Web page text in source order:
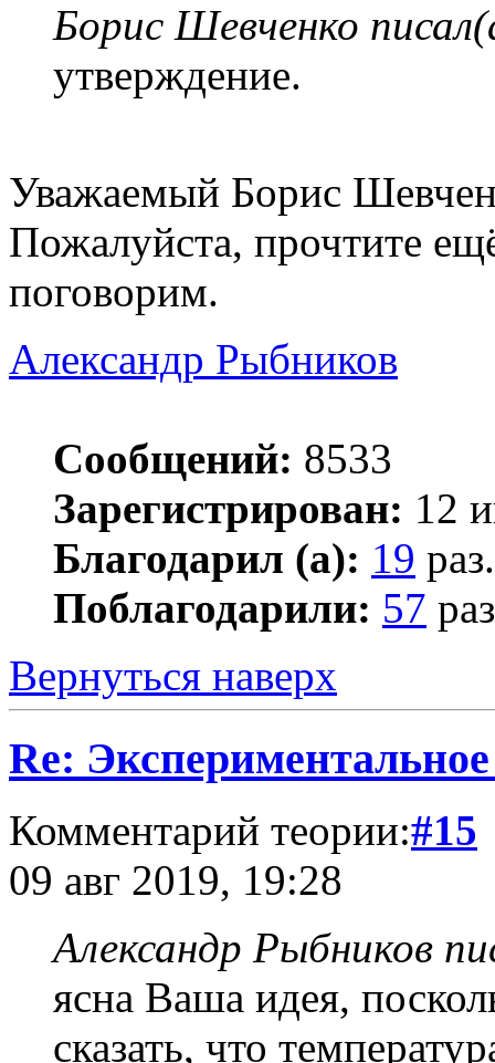
Борис Шевченко
утверждение.
Уважаемый Борис
Пожалуйста, прочтите
поговорим.
Александр Рыбников
Сообщений: 8533
Зарегистрирован: 12
Благодарил (а): 19 раз.
Поблагодарили: 57
Вернуться наверх
Re:
Комментарий теории:#15
09 авг 2019, 19:28
Александр Рыбников
ясна Ваша идея,
сказать, что